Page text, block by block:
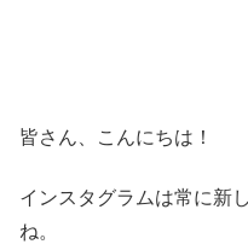
皆さん、こんにちは！
インスタグラムは常に新
ね。